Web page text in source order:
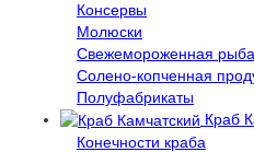
Консервы
Молюски
Свежемороженная рыба
Солено-копченная
Полуфабрикаты
Краб
Конечности краба